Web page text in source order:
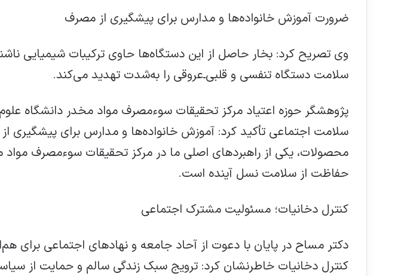
ضرورت آموزش خانواده‌ها و مدارس برای پیشگیری از مصرف
وی تصریح کرد: بخار حاصل از این دستگاه‌ها حاوی ترکیبات شیمیایی
سلامت دستگاه تنفسی و قلبی‌ـ‌عروقی را به‌شدت تهدید می‌کند.
پژوهشگر حوزه اعتیاد مرکز تحقیقات سوءمصرف مواد مخدر دانشگاه
سلامت اجتماعی تأکید کرد: آموزش خانواده‌ها و مدارس برای پیشگیری
محصولات، یکی از راهبردهای اصلی ما در مرکز تحقیقات سوءمصرف مواد
حفاظت از سلامت نسل آینده است.
کنترل دخانیات؛ مسئولیت مشترک اجتماعی
دکتر مساح در پایان با دعوت از آحاد جامعه و نهادهای اجتماعی برای
کنترل دخانیات خاطرنشان کرد: ترویج سبک زندگی سالم و حمایت از
زنده اند